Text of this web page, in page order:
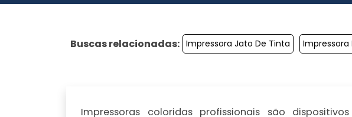
Buscas relacionadas: Impressora Jato De Tinta Impressora
Impressoras coloridas profissionais são